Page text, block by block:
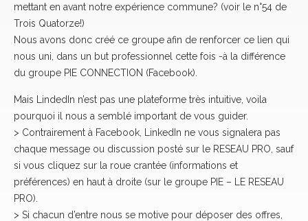
mettant en avant notre expérience commune? (voir le n°54 de
Trois Quatorze!)
Nous avons donc créé ce groupe afin de renforcer ce lien qui
nous uni, dans un but professionnel cette fois -à la différence
du groupe PIE CONNECTION (Facebook).
Mais LindedIn n’est pas une plateforme très intuitive, voila
pourquoi il nous a semblé important de vous guider.
> Contrairement à Facebook, LinkedIn ne vous signalera pas
chaque message ou discussion posté sur le RESEAU PRO, sauf
si vous cliquez sur la roue crantée (informations et
préférences) en haut à droite (sur le groupe PIE – LE RESEAU
PRO).
> Si chacun d’entre nous se motive pour déposer des offres,